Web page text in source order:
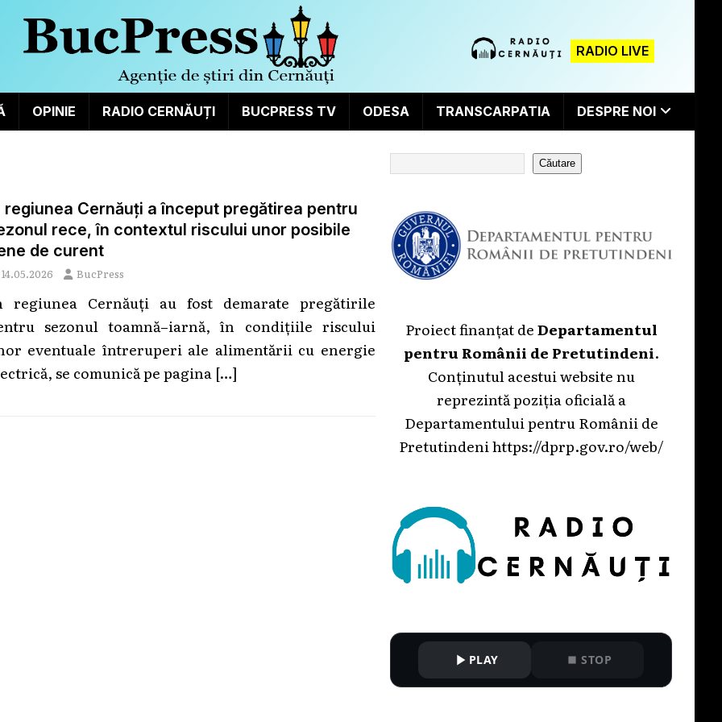
RADIO LIVE
OPINIE RADIO CERNĂUȚI BUCPRESS TV ODESA TRANSCARPATIA DESPRE NOI
regiunea Cernăuți a început pregătirea pentru
rece, în contextul riscului unor posibile
de curent
14.05.2026 BucPress
regiunea Cernăuți au fost demarate pregătirile
sezonul toamnă–iarnă, în condițiile riscului
eventuale întreruperi ale alimentării cu energie
se comunică pe pagina […]
Căutare
Proiect finanțat deDepartamentul
pentru Românii de Pretutindeni.
Conținutul acestui website nu
reprezintă poziția oficială a
Departamentului pentru Românii de
Pretutindenihttps://dprp.gov.ro/web/
PLAY STOP